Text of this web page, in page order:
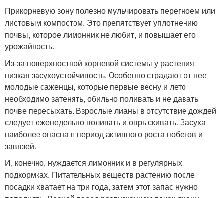
Прикорневую зону полезно мульчировать перегноем или
листовым компостом. Это препятствует уплотнению
почвы, которое лимонник не любит, и повышает его
урожайность.
Из-за поверхностной корневой системы у растения
низкая засухоустойчивость. Особенно страдают от нее
молодые саженцы, которые первые весну и лето
необходимо затенять, обильно поливать и не давать
почве пересыхать. Взрослые лианы в отсутствие дождей
следует еженедельно поливать и опрыскивать. Засуха
наиболее опасна в период активного роста побегов и
завязей.
И, конечно, нуждается лимонник и в регулярных
подкормках. Питательных веществ растению после
посадки хватает на три года, затем этот запас нужно